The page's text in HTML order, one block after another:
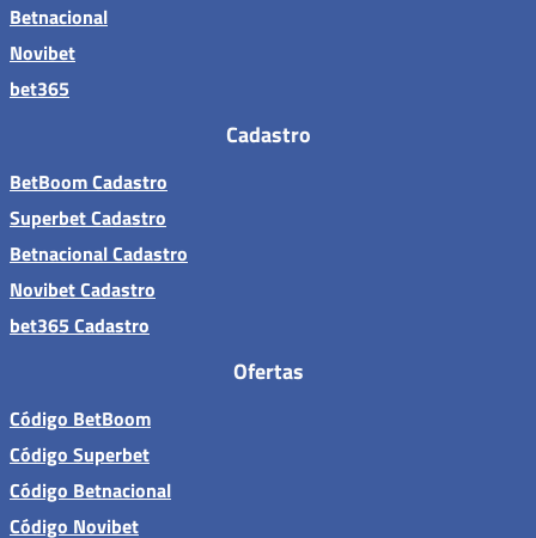
Betnacional
Novibet
bet365
Cadastro
BetBoom Cadastro
Superbet Cadastro
Betnacional Cadastro
Novibet Cadastro
bet365 Cadastro
Ofertas
Código BetBoom
Código Superbet
Código Betnacional
Código Novibet